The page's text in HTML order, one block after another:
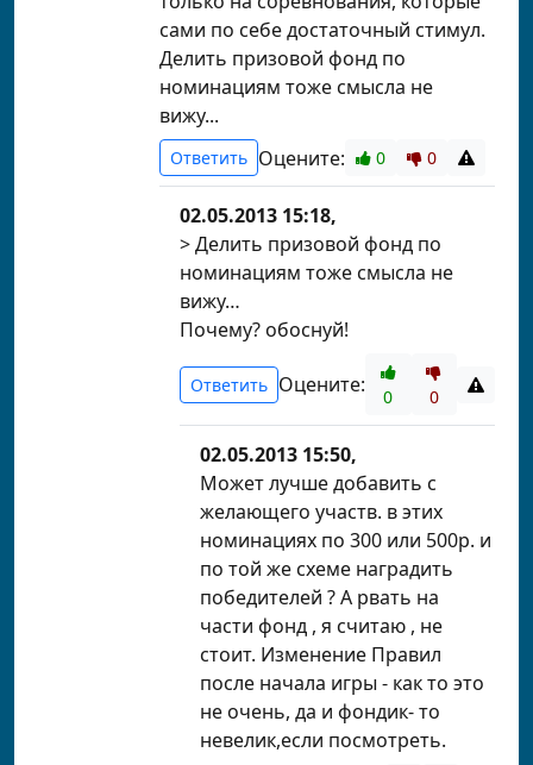
сами по себе достаточный стимул.
Делить призовой фонд по
номинациям тоже смысла не
вижу...
Ответить Оцените: 0 0
02.05.2013 15:18,
> Делить призовой фонд по
номинациям тоже смысла не
вижу…
Почему? обоснуй!
Ответить Оцените: 0 0
02.05.2013 15:50,
Может лучше добавить с
желающего участв. в этих
номинациях по 300 или 500р. и
по той же схеме наградить
победителей ? А рвать на
части фонд , я считаю , не
стоит. Изменение Правил
после начала игры - как то это
не очень, да и фондик- то
невелик,если посмотреть.